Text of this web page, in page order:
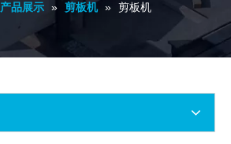
产品展示 » 剪板机 » 剪板机